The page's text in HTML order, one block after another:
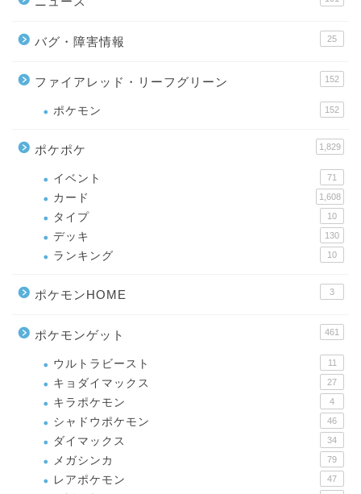
バグ・障害情報 25
ファイアレッド・リーフグリーン 152
ポケモン 152
ポケポケ 1,829
イベント 71
カード 1,608
タイプ 10
デッキ 130
ランキング 10
ポケモンHOME 3
ポケモンゲット 461
ウルトラビースト 11
キョダイマックス 27
キラポケモン 4
シャドウポケモン 46
ダイマックス 34
メガシンカ 79
レアポケモン 47